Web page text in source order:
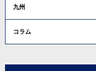
九州
コラム